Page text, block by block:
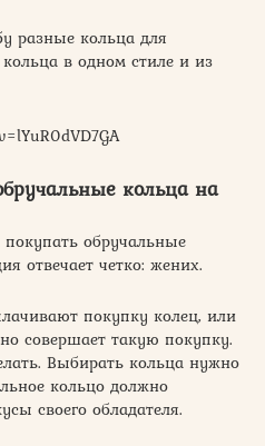
разные кольца для
в одном стиле и из
кольца на
обручальные
отвечает четко: жених.
покупку колец, или
совершает такую покупку.
Выбирать кольца нужно
кольцо должно
своего обладателя.